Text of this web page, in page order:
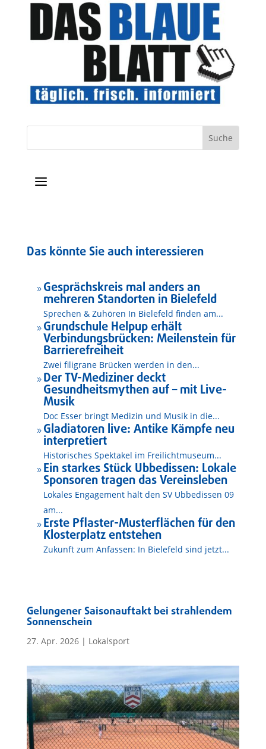
a
Das könnte Sie auch interessieren
9 Gesprächskreis mal anders an
mehreren Standorten in Bielefeld
Sprechen & Zuhören In Bielefeld finden am...
9 Grundschule Helpup erhält
Verbindungsbrücken: Meilenstein für
Barrierefreiheit
Zwei filigrane Brücken werden in den...
9 Der TV-Mediziner deckt
Gesundheitsmythen auf – mit Live-
Musik
Doc Esser bringt Medizin und Musik in die...
9 Gladiatoren live: Antike Kämpfe neu
interpretiert
Historisches Spektakel im Freilichtmuseum...
9 Ein starkes Stück Ubbedissen: Lokale
Sponsoren tragen das Vereinsleben
Lokales Engagement hält den SV Ubbedissen 09
am...
9 Erste Pflaster-Musterflächen für den
Klosterplatz entstehen
Zukunft zum Anfassen: In Bielefeld sind jetzt...
Gelungener Saisonauftakt bei strahlendem
Sonnenschein
27. Apr. 2026| Lokalsport